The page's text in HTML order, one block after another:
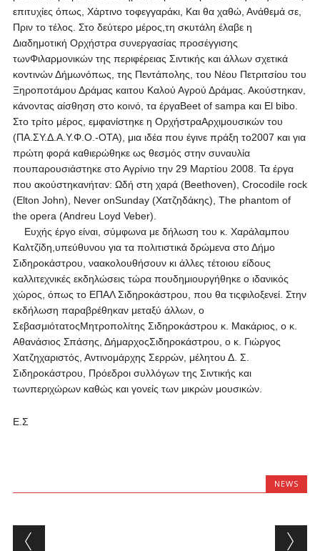
επιτυχίες όπως, Χάρτινο τοφεγγαράκι, Και θα χαθώ, Ανάθεμά σε,
Πριν το τέλος. Στο δεύτερο μέρος,τη σκυτάλη έλαβε η
Διαδημοτική Ορχήστρα συνεργασίας προσέγγισης
τωνΦιλαρμονικών της περιφέρειας Σιντικής και άλλων σχετικά
κοντινών Δήμωνόπως, της Πεντάπολης, του Νέου Πετριτσίου του
Ξηροποτάμου Δράμας καιτου Καλού Αγρού Δράμας. Ακούστηκαν,
κάνοντας αίσθηση στο κοινό, τα έργαBeet of sampa και El bibo.
Στο τρίτο μέρος, εμφανίστηκε η ΟρχήστραΑρχιμουσικών του
(ΠΑ.ΣΥ.Δ.Α.Υ.Φ.Ο.-ΟΤΑ), μια ιδέα που έγινε πράξη το2007 και για
πρώτη φορά καθιερώθηκε ως θεσμός στην συναυλία
πουπαρουσιάστηκε στο Αγρίνιο την 29 Μαρτίου 2008. Τα έργα
που ακούστηκανήταν: Ωδή στη χαρά (Beethoven), Crocodile rock
(Elton John), Never onSunday (Χατζηδάκης), The phantom of
the opera (Andreu Loyd Veber).
Ευχής έργο είναι, σύμφωνα με δήλωση του κ. Χαράλαμπου
Καλτζίδη,υπεύθυνου για τα πολιτιστικά δρώμενα στο Δήμο
Σιδηροκάστρου, ναακολουθήσουν κι άλλες τέτοιου είδους
καλλιτεχνικές εκδηλώσεις τώρα πουδημιουργήθηκε ο ιδανικός
χώρος, όπως το ΕΠΑΛ Σιδηροκάστρου, που θα τιςφιλοξενεί. Στην
εκδήλωση παραβρέθηκαν μεταξύ άλλων, ο
ΣεβασμιότατοςΜητροπολίτης Σιδηροκάστρου κ. Μακάριος, ο κ.
Αθανάσιος Σπάσης, ΔήμαρχοςΣιδηροκάστρου, ο κ. Γιώργος
Χατζηχαριστός, Αντινομάρχης Σερρών, μέλητου Δ. Σ.
Σιδηροκάστρου, Πρόεδροι συλλόγων της Σιντικής και
τωνπεριχώρων καθώς και γονείς των μικρών μουσικών.
Ε.Σ
NEWS
Post navigation